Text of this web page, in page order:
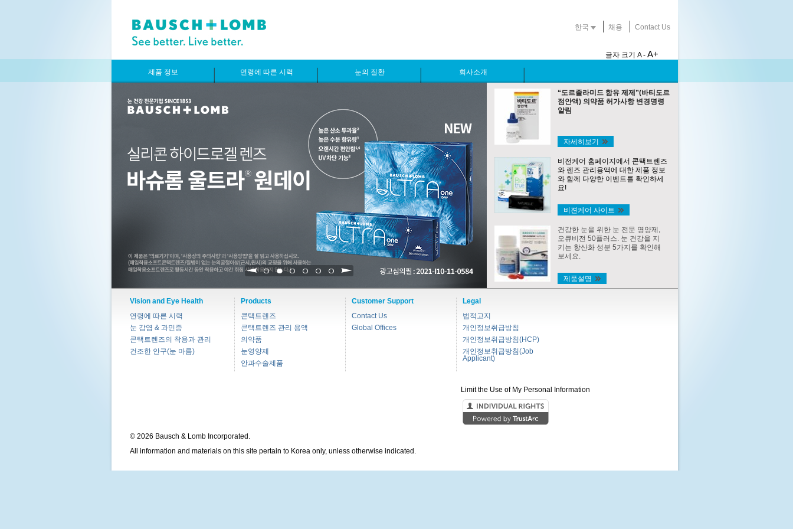
한국 채용 Contact Us
글자 크기 A - A+
제품 정보 연령에 따른 시력 눈의 질환 회사소개
1 2 3 4 5 6
“도르졸라미드 함유 제제”(바티도르
점안액) 의약품 허가사항 변경명령
알림
자세히보기
비전케어 홈페이지에서 콘택트렌즈
와 렌즈 관리용액에 대한 제품 정보
와 함께 다양한 이벤트를 확인하세
요!
비젼케어 사이트
건강한 눈을 위한 눈 전문 영양제,
오큐비전 50플러스. 눈 건강을 지
키는 항산화 성분 5가지를 확인해
보세요.
제품설명
Vision and Eye Health
연령에 따른 시력
눈 감염 & 과민증
콘택트렌즈의 착용과 관리
건조한 안구(눈 마름)
Products
콘택트렌즈
콘택트렌즈 관리 용액
의약품
눈영양제
안과수술제품
Customer Support
Contact Us
Global Offices
Legal
법적고지
개인정보취급방침
개인정보취급방침(HCP)
개인정보취급방침(Job
Applicant)
Limit the Use of My Personal Information
© 2026 Bausch & Lomb Incorporated.
All information and materials on this site pertain to Korea only, unless otherwise indicated.